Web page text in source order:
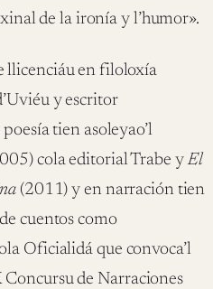
de la ironía y l’humor».
llicenciáu en filoloxía
y escritor
tien asoleyao’l
cola editorial Trabe yEl
(2011) y en narración tien
cuentos como
Oficialidá que convoca’l
de Narraciones